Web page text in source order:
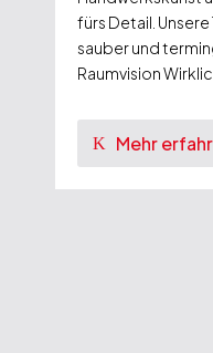
fürs Detail.
sauber und
Raumvision
Mehr